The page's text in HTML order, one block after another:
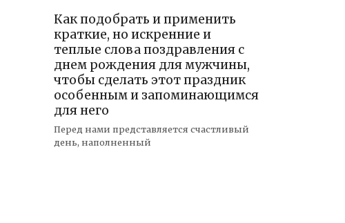
Как подобрать и применить
краткие, но искренние и
теплые слова поздравления с
днем рождения для мужчины,
чтобы сделать этот праздник
особенным и запоминающимся
для него
Перед нами представляется счастливый
день, наполненный